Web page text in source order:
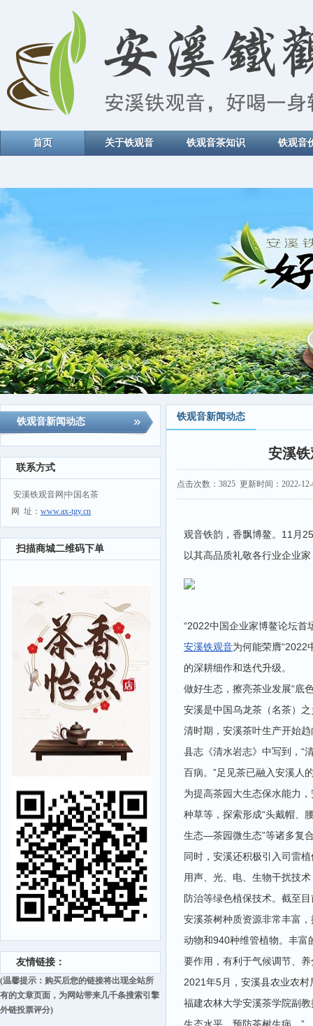
首页 关于铁观音 铁观音茶知识 铁观音
铁观音新闻动态
联系方式
安溪铁观音网|中国名茶
网 址： www.ax-tgy.cn
扫描商城二维码下单
友情链接：
(温馨提示：购买后您的链接将出现全站所
有的文章页面，为网站带来几千条搜索引擎
外链投票评分)
铁观音新闻动态
安溪铁
点击次数： 3825 更新时间：2022-
观音铁韵，香飘博鳌。11月
以其高品质礼敬各行业企业
“2022中国企业家博鳌论坛
安溪铁观音为何能荣膺“2022
的深耕细作和迭代升级。
做好生态，擦亮茶业发展“底
安溪是中国乌龙茶（名茶）
清时期，安溪茶叶生产开始
县志《清水岩志》中写到，“
百病。”足见茶已融入安溪人
为提高茶园大生态保水能力
种草等，探索形成“头戴帽、
生态—茶园微生态”等诸多复
同时，安溪还积极引入司雷
用声、光、电、生物干扰技
防治等绿色植保技术。截至
安溪茶树种质资源非常丰富
动物和940种维管植物。丰富
要作用，有利于气候调节、
2021年5月，安溪县农业农
福建农林大学安溪茶学院副